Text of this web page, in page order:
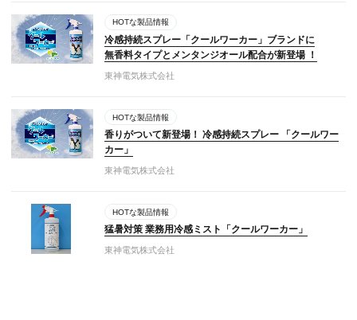
HOTな製品情報
冷感持続スプレー「クールワーカー」ブランドに
無香料タイプとメンタンジオール配合が新登場 ！
東神電気株式会社
HOTな製品情報
香りがついて新登場！ 冷感持続スプレー 「クールワー
カー」
東神電気株式会社
HOTな製品情報
猛暑対策 業務用冷感ミスト「クールワーカー」
東神電気株式会社